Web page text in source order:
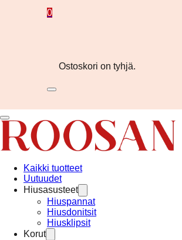
0
Ostoskori on tyhjä.
Kaikki tuotteet
Uutuudet
Hiusasusteet
Hiuspannat
Hiusdonitsit
Hiusklipsit
Korut